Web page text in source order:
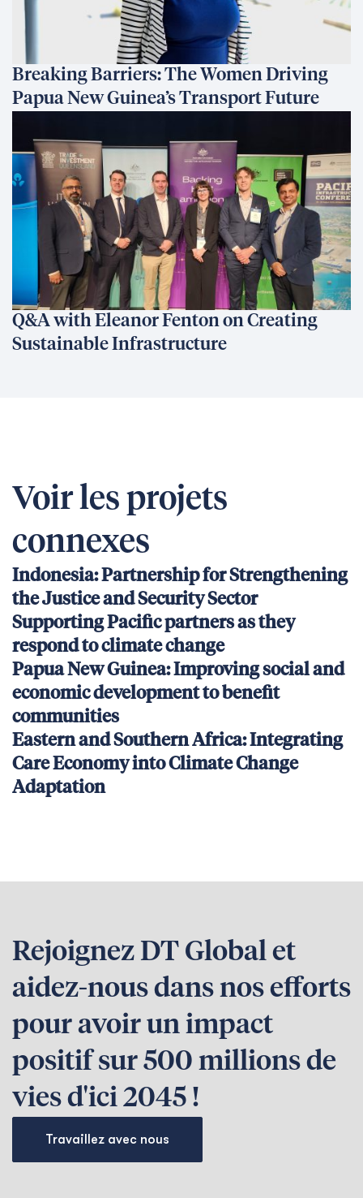
Breaking Barriers: The Women Driving
Papua New Guinea’s Transport Future
Q&A with Eleanor Fenton on Creating
Sustainable Infrastructure
Voir les projets
connexes
Indonesia: Partnership for Strengthening
the Justice and Security Sector
Supporting Pacific partners as they
respond to climate change
Papua New Guinea: Improving social and
economic development to benefit
communities
Eastern and Southern Africa: Integrating
Care Economy into Climate Change
Adaptation
Rejoignez DT Global et
aidez-nous dans nos efforts
pour avoir un impact
positif sur 500 millions de
vies d'ici 2045 !
Travaillez avec nous